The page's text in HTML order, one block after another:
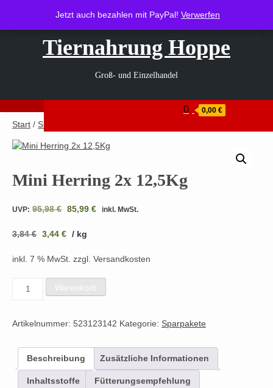
Jetzt auch bezahlen mit PayPal! Verwerfen
springen
Heerstraße 1, 35410 Hungen info@tiernahrung-hoppe.de
Tiernahrung Hoppe
Groß- und Einzelhandel
0 0,00 €
Jetzt auch bezahlen mit PayPal! Verwerfen
Start / Shop
Mini Herring 2x 12,5Kg
UVP: 95,98€ Ursprünglicher
war:
85,99 € Aktueller
inkl. MwSt.
3,84€ 3,44 € / kg
inkl. 7 % MwSt. zzgl. Versandkosten
12,5Kg
Warenkorb
Artikelnummer: 523123142 Kategorie: Sparpakete
Beschreibung Zusätzliche Informationen
Inhaltsstoffe Fütterungsempfehlung